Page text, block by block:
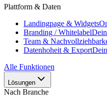
Plattform & Daten
Landingpage & Widgets
Branding / Whitelabel
Team &
Datenhoheit & Export
Alle Funktionen
Lösungen
Nach Branche